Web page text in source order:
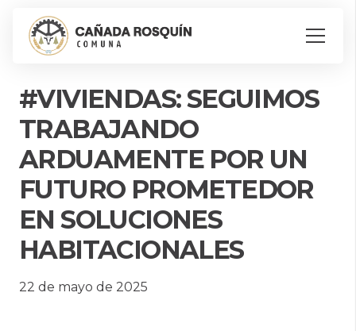
#VIVIENDAS: SEGUIMOS
TRABAJANDO
ARDUAMENTE POR UN
FUTURO PROMETEDOR
EN SOLUCIONES
HABITACIONALES
22 de mayo de 2025